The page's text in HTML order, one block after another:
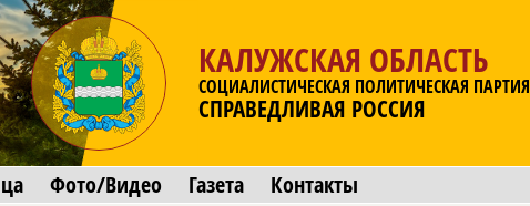
КАЛУЖСКАЯ ОБЛАСТЬ
СОЦИАЛИСТИЧЕСКАЯ ПОЛИТИЧЕСКАЯ ПАРТИЯ
СПРАВЕДЛИВАЯ РОССИЯ
Фото/Видео Газета Контакты